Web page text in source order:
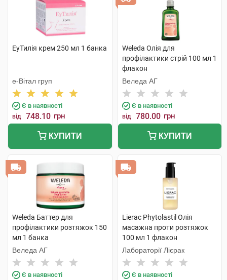
ЕуТилія крем 250 мл 1 банка
е-Вітал груп
Є в наявності
від 748.10 грн
КУПИТИ
Weleda Олія для
профілактики стрій 100 мл 1
флакон
Веледа АГ
Є в наявності
від 780.00 грн
КУПИТИ
Weleda Баттер для
профілактики розтяжок 150
мл 1 банка
Веледа АГ
Є в наявності
Lierac Phytolastil Олія
масажна проти розтяжок
100 мл 1 флакон
Лабораторії Лієрак
Є в наявності